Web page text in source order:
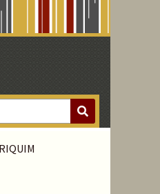
RIQUIM